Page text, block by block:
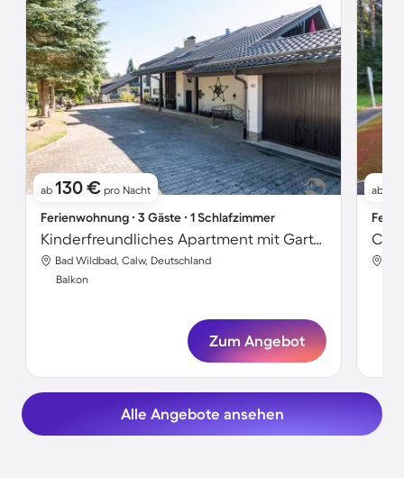
ab 130 € pro Nacht
Ferienwohnung ∙ 3 Gäste ∙ 1 Schlafzimmer
Kinderfreundliches Apartment mit Garten | Gartenblick
Bad Wildbad, Calw, Deutschland
Balkon
Zum Angebot
ab
Alle Angebote ansehen